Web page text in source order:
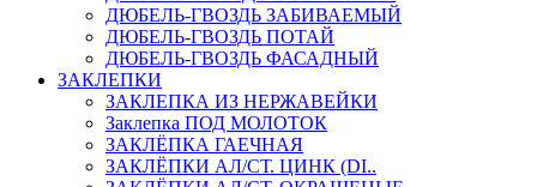
ДЮБЕЛЬ-ГВОЗДЬ ЗАБИВАЕМЫЙ
ДЮБЕЛЬ-ГВОЗДЬ ПОТАЙ
ДЮБЕЛЬ-ГВОЗДЬ ФАСАДНЫЙ
ЗАКЛЕПКИ
ЗАКЛЕПКА ИЗ НЕРЖАВЕЙКИ
Заклепка ПОД МОЛОТОК
ЗАКЛЁПКА ГАЕЧНАЯ
ЗАКЛЁПКИ АЛ/СТ. ЦИНК (DI..